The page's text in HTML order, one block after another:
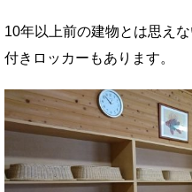
10年以上前の建物とは思え
付きロッカーもあります。